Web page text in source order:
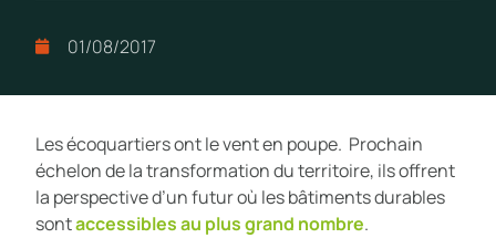
01/08/2017
Les écoquartiers ont le vent en poupe. Prochain
échelon de la transformation du territoire, ils offrent
la perspective d’un futur où les bâtiments durables
sontaccessibles au plus grand nombre.